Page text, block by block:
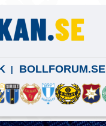
BOLLFORUM.SE